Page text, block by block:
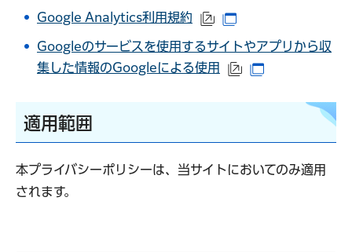
Google Analytics利用規約
（外部サイトへリンク）
Googleのサービスを使用するサイトやアプリから収
集した情報のGoogleによる使用
（外部サイトへリ
適用範囲
本プライバシーポリシーは、当サイトにおいてのみ適用
されます。